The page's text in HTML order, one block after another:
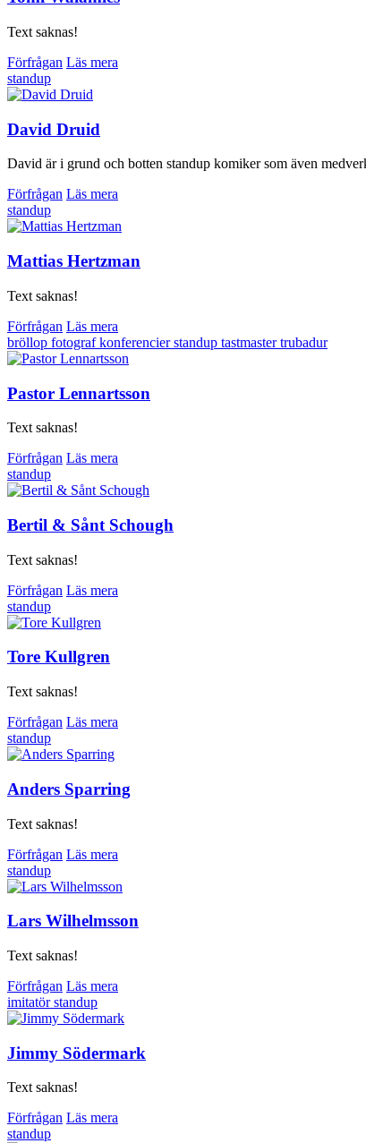
Text saknas!
Förfrågan Läs mera
standup
David Druid
David är i grund och botten standup komiker som även
Förfrågan Läs mera
standup
Mattias Hertzman
Text saknas!
Förfrågan Läs mera
bröllop fotografkonferencierstandup tastmastertrubadur
Pastor Lennartsson
Text saknas!
Förfrågan Läs mera
standup
Bertil & Sånt Schough
Text saknas!
Förfrågan Läs mera
standup
Tore Kullgren
Text saknas!
Förfrågan Läs mera
standup
Anders Sparring
Text saknas!
Förfrågan Läs mera
standup
Lars Wilhelmsson
Text saknas!
Förfrågan Läs mera
imitatörstandup
Jimmy Södermark
Text saknas!
Förfrågan Läs mera
standup